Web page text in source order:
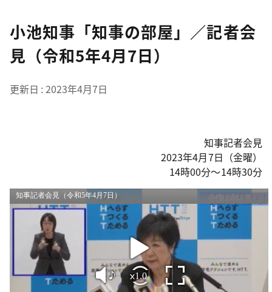
小池知事「知事の部屋」／記者会
見（令和5年4月7日）
更新日 2023年4月7日
知事記者会見
2023年4月7日（金曜）
14時00分～14時30分